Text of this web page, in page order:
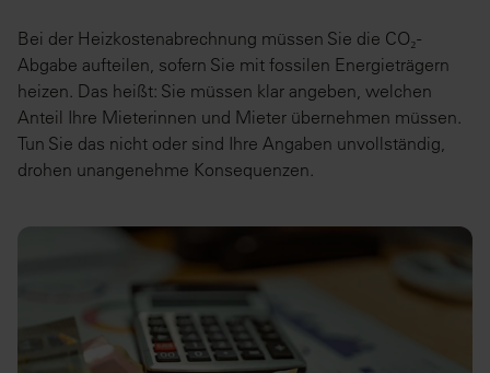
Bei der Heizkostenabrechnung müssen Sie die CO₂-
Abgabe aufteilen, sofern Sie mit fossilen Energieträgern
heizen. Das heißt: Sie müssen klar angeben, welchen
Anteil Ihre Mieterinnen und Mieter übernehmen müssen.
Tun Sie das nicht oder sind Ihre Angaben unvollständig,
drohen unangenehme Konsequenzen.